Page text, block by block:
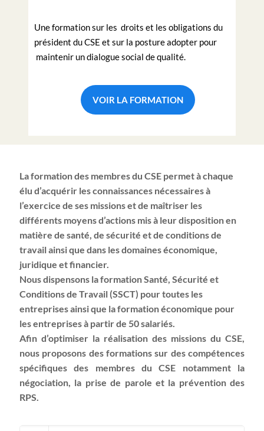
Une formation sur les droits et les obligations du
président du CSE et sur la posture adopter pour
maintenir un dialogue social de qualité.
VOIR LA FORMATION
La formation des membres du CSE permet à chaque
élu d’acquérir les connaissances nécessaires à
l’exercice de ses missions et de maîtriser les
différents moyens d’actions mis à leur disposition en
matière de santé, de sécurité et de conditions de
travail ainsi que dans les domaines économique,
juridique et financier.
Nous dispensons la formation Santé, Sécurité et
Conditions de Travail (SSCT) pour toutes les
entreprises ainsi que la formation économique pour
les entreprises à partir de 50 salariés.
Afin d’optimiser la réalisation des missions du CSE,
nous proposons des formations sur des compétences
spécifiques des membres du CSE notamment la
négociation, la prise de parole et la prévention des
RPS.